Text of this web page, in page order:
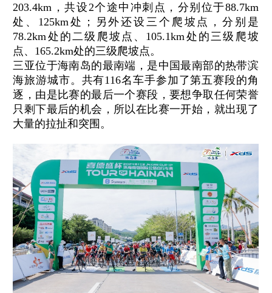
203.4km，共设2个途中冲刺点，分别位于88.7km
处、125km处；另外还设三个爬坡点，分别是
78.2km处的二级爬坡点、105.1km处的三级爬坡
点、165.2km处的三级爬坡点。
三亚位于海南岛的最南端，是中国最南部的热带滨
海旅游城市。共有116名车手参加了第五赛段的角
逐，由是比赛的最后一个赛段，要想争取任何荣誉
只剩下最后的机会，所以在比赛一开始，就出现了
大量的拉扯和突围。